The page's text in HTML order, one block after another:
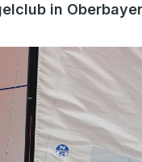
in